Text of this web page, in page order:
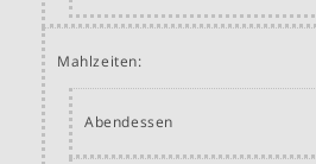
Mahlzeiten:
Abendessen